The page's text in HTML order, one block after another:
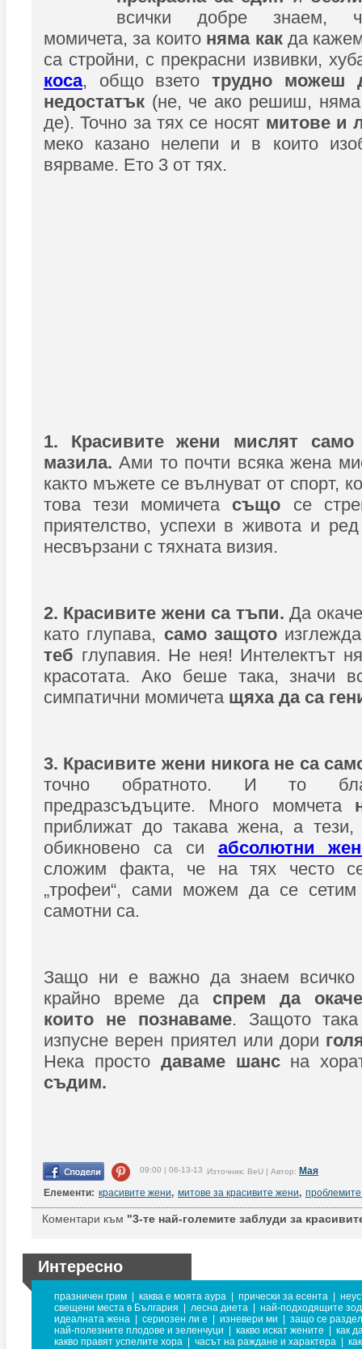
всички добре знаем,
момичета, за които няма какда
са стройни, с прекрасни извивки,
коса, общо взето трудно можеш
недостатък (не, че ако решиш,
де). Точно за тях се носят митове и
меко казано нелепи и в които
вярваме. Ето 3 от тях.
1. Красивите жени мислят
мазила.Ами то почти всяка жена
както мъжете се вълнуват от спорт,
това тези момичета също се
приятелство, успехи в живота и
несвързани с тяхната визия.
2. Красивите жени са тъпи.Да
като глупава, само защото
теб глупавия. Не нея! Интелектът
красотата. Ако беше така, значи
симпатични момичета щяха да са
3. Красивите жени никога не са
точно обратното. И то
предразсъдъците. Много момчета
приближат до такава жена, а тези,
обикновено са си абсолютни
сложим факта, че на тях често
„трофеи“, сами можем да се
самотни са.
Защо ни е важно да знаем
крайно време да спрем да
които не познаваме. Защото
изпусне верен приятел или дори
Нека просто даваме шансна
съдим.
09:00 | 06-13-13 Източник: BeU | Автор: Мая
Елементи: красивите жени, митове за красивите жени,
Коментари към "3-те най-големите заблуди за
Интересно
празничен грим каква е моята аура прически за есента
свещени места в България
лесна диета
най-подходящите
идеалната жена
сериозен ли е изневери ми
защо се
най-полезните плодове и зеленчуци
какво искат жените
как
какво правят успелите хора
часът на раждане и характера